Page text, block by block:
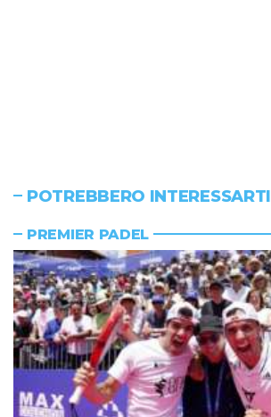
POTREBBERO INTERESSARTI
PREMIER PADEL